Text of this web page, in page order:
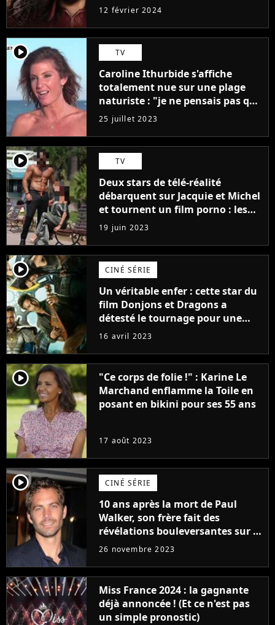
12 février 2024
player2 TV
Caroline Ithurbide s'affiche
totalement nue sur une plage
naturiste : "je ne pensais pas que
j'arriverais à le faire..."
25 juillet 2023
player2 TV
Deux stars de télé-réalité
débarquent sur Jacquie et Michel
et tournent un film porno : les
premières images du tournage
(exclu)
19 juin 2023
player2 CINÉ SÉRIE
Un véritable enfer : cette star du
film Donjons et Dragons a
détesté le tournage pour une
raison très spéciale
16 avril 2023
player2
"Ce corps de folie !" : Karine Le
Marchand enflamme la Toile en
posant en bikini pour ses 55 ans
17 août 2023
player2 CINÉ SÉRIE
10 ans après la mort de Paul
Walker, son frère fait des
révélations bouleversantes sur la
réaction des acteurs de Fast and
26 novembre 2023
Miss France 2024 : la gagnante
déjà annoncée ! (Et ce n'est pas
un simple pronostic)